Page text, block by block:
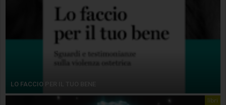
LO FACCIO PER IL TUO BENE
libri